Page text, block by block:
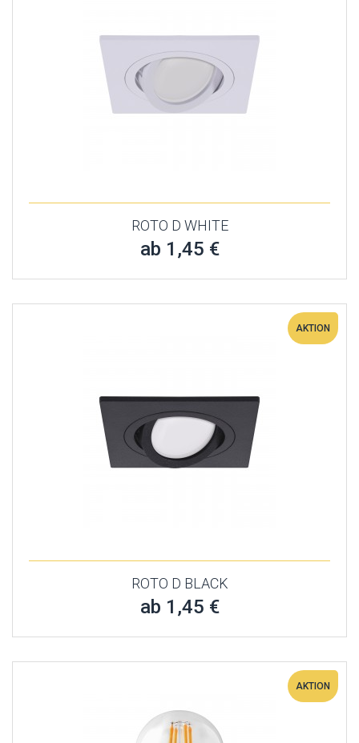
ROTO D WHITE
ab 1,45 €
AKTION
ROTO D BLACK
ab 1,45 €
AKTION